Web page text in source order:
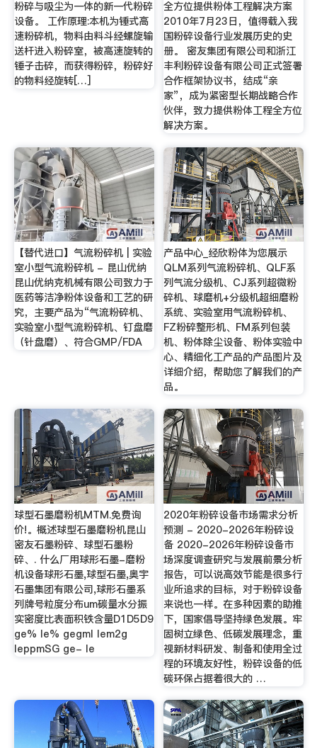
粉碎与吸尘为一体的新一代粉碎
设备。 工作原理:本机为锤式高
速粉碎机，物料由料斗经螺旋输
送杆进入粉碎室，被高速旋转的
锤子击碎，而获得粉碎，粉碎好
的物料经旋转[…]
全方位提供粉体工程解决方案
2010年7月23日，值得载入我
国粉碎设备行业发展历史的史
册。 密友集团有限公司和浙江
丰利粉碎设备有限公司正式签署
合作框架协议书，结成“亲
家”，成为紧密型长期战略合作
伙伴，致力提供粉体工程全方位
解决方案。
【替代进口】气流粉碎机 | 实验
室小型气流粉碎机 - 昆山优纳
昆山优纳克机械有限公司致力于
医药等洁净粉体设备和工艺的研
究，主要产品为“气流粉碎机、
实验室小型气流粉碎机、钉盘磨
（针盘磨）、符合GMP/FDA
产品中心_经欣粉体为您展示
QLM系列气流粉碎机、QLF系
列气流分级机、CJ系列超微粉
碎机、球磨机+分级机超细磨粉
系统、实验室用气流粉碎机、
FZ粉碎整形机、FM系列包装
机、粉体除尘设备、粉体实验中
心、精细化工产品的产品图片及
详细介绍，帮助您了解我们的产
品。
球型石墨磨粉机MTM.免费询
价!。概述球型石墨磨粉机昆山
密友石墨粉碎、球型石墨粉
碎、. 什么厂用球形石墨-磨粉
机设备球形石墨,球型石墨,奥宇
石墨集团有限公司,球形石墨系
列牌号粒度分布um碳量水分振
实密度比表面积铁含量D1D5D9
ge% le% gegml lem2g
leppmSG ge- le
2020年粉碎设备市场需求分析
预测 - 2020-2026年粉碎设
备 2020-2026年粉碎设备市
场深度调查研究与发展前景分析
报告，可以说高效节能是很多行
业所追求的目标，对于粉碎设备
来说也一样。在多种因素的助推
下，国家倡导坚持绿色发展。牢
固树立绿色、低碳发展理念，重
视新材料研发、制备和使用全过
程的环境友好性，粉碎设备的低
碳环保占据着很大的 …